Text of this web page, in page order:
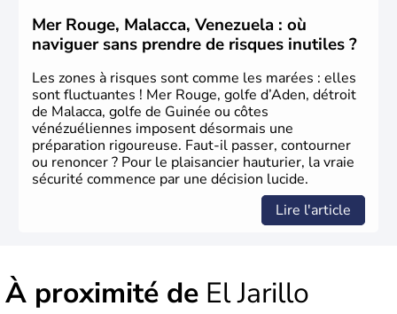
Mer Rouge, Malacca, Venezuela : où
naviguer sans prendre de risques inutiles ?
Les zones à risques sont comme les marées : elles
sont fluctuantes ! Mer Rouge, golfe d’Aden, détroit
de Malacca, golfe de Guinée ou côtes
vénézuéliennes imposent désormais une
préparation rigoureuse. Faut-il passer, contourner
ou renoncer ? Pour le plaisancier hauturier, la vraie
sécurité commence par une décision lucide.
Lire l'article
À proximité de El Jarillo